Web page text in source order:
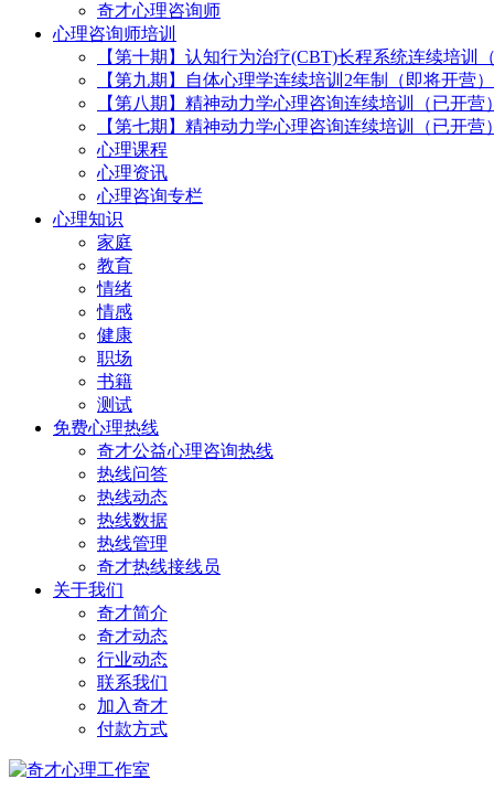
奇才心理咨询师
心理咨询师培训
【第十期】认知行为治疗(CBT)长程系统连续培训
【第九期】自体心理学连续培训2年制（即将开营）
【第八期】精神动力学心理咨询连续培训（已开营）
【第七期】精神动力学心理咨询连续培训（已开营）
心理课程
心理资讯
心理咨询专栏
心理知识
家庭
教育
情绪
情感
健康
职场
书籍
测试
免费心理热线
奇才公益心理咨询热线
热线问答
热线动态
热线数据
热线管理
奇才热线接线员
关于我们
奇才简介
奇才动态
行业动态
联系我们
加入奇才
付款方式